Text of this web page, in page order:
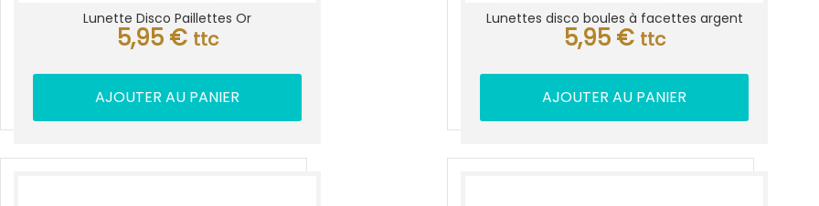
Lunette Disco Paillettes Or
5,95 € ttc
AJOUTER AU PANIER
Lunettes disco boules à facettes argent
5,95 € ttc
AJOUTER AU PANIER